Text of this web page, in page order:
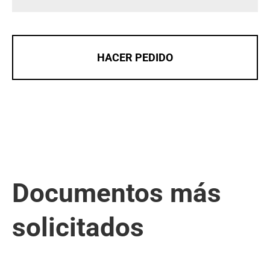
HACER PEDIDO
Documentos más
solicitados